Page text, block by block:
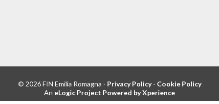
© 2026 FIN Emilia Romagna - Privacy Policy- Cookie Policy
An eLogic Project Powered by Xperience